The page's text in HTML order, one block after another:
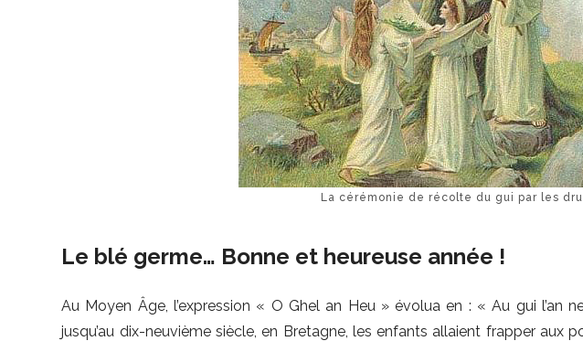
La cérémonie de récolte du gui par les
Le blé germe… Bonne et heureuse année !
Au Moyen Âge, l’expression « O Ghel an Heu » évolua en : « Au gui l’an
jusqu’au dix-neuvième siècle, en Bretagne, les enfants allaient frapper aux